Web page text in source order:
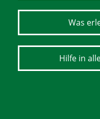
Was
Hilfe in